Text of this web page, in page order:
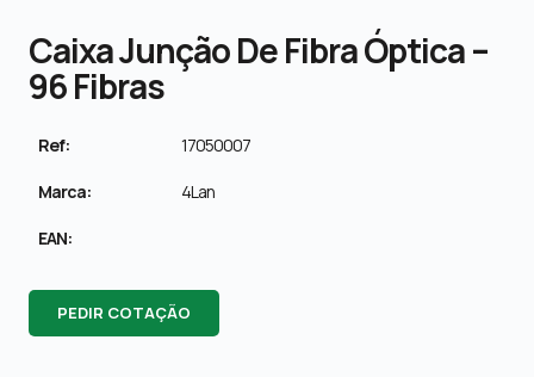
Caixa Junção De Fibra Óptica –
96 Fibras
Ref: 17050007
Marca: 4Lan
EAN:
PEDIR COTAÇÃO